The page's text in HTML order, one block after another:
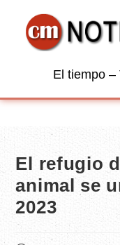
El tiempo –
El refugio
animal se
2023